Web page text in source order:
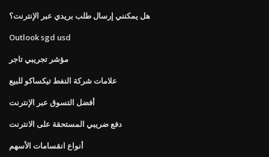
هل يمكنني إرسال طلب بريدي عبر الإنترنت؟
Outlook sgd usd
مؤشر تجريبي تاجر
علامات شركة النفط تيكساكو للبيع
أفضل التسوق عبر الإنترنت
دفع ضريبي المستحقة على الانترنت
أنواع انقسامات الأسهم